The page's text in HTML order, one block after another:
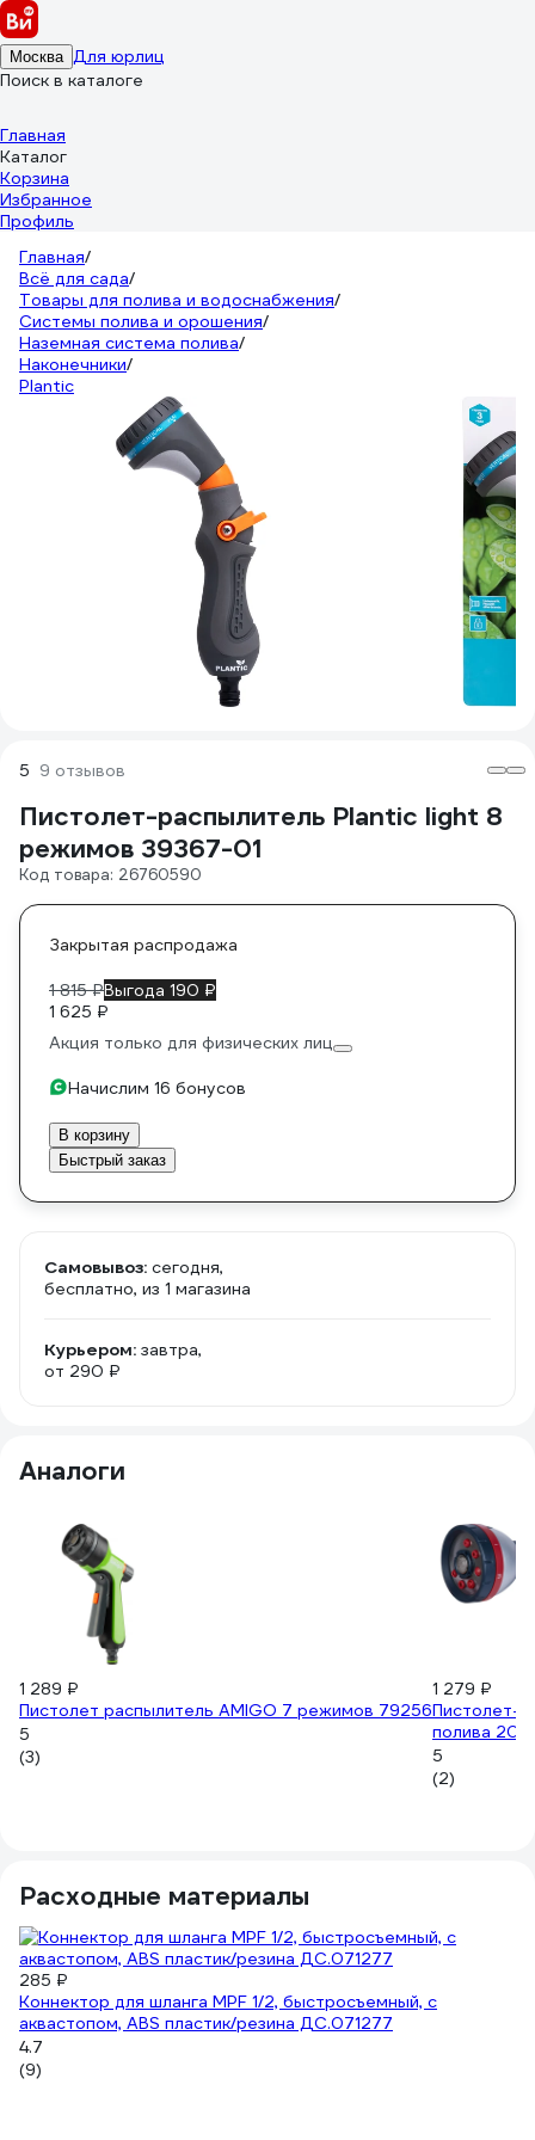
Москва Для юрлиц
Поиск в каталоге
Главная
Каталог
Корзина
Избранное
Профиль
Главная/
Всё для сада/
Товары для полива и водоснабжения/
Системы полива и орошения/
Наземная система полива/
Наконечники/
Plantic
5 9 отзывов
Пистолет-распылитель Plantic light 8
режимов 39367-01
Код товара: 26760590
Закрытая распродажа
1 815 ₽Выгода 190 ₽
1 625 ₽
Акция только для физических лиц
Начислим 16 бонусов
В корзину
Быстрый заказ
Самовывоз: сегодня,
бесплатно, из 1 магазина
Курьером: завтра,
от 290 ₽
Аналоги
1 289 ₽
Пистолет распылитель AMIGO 7 режимов 79256
5
(3)
1 279 ₽
Пистолет-
полива
5
(2)
Расходные материалы
285 ₽
Коннектор для шланга MPF 1/2, быстросъемный, с
аквастопом, ABS пластик/резина ДС.071277
4.7
(9)